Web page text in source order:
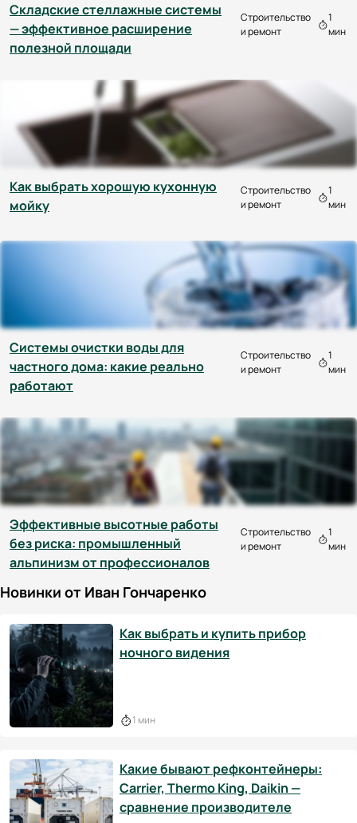
Складские стеллажные системы
— эффективное расширение
полезной площади
Строительство
и ремонт
1
мин
Как выбрать хорошую кухонную
мойку
Строительство
и ремонт
1
мин
Системы очистки воды для
частного дома: какие реально
работают
Строительство
и ремонт
1
мин
Эффективные высотные работы
без риска: промышленный
альпинизм от профессионалов
Строительство
и ремонт
1
мин
Новинки от Иван Гончаренко
Как выбрать и купить прибор
ночного видения
1 мин
Какие бывают рефконтейнеры:
Carrier, Thermo King, Daikin —
сравнение производителе